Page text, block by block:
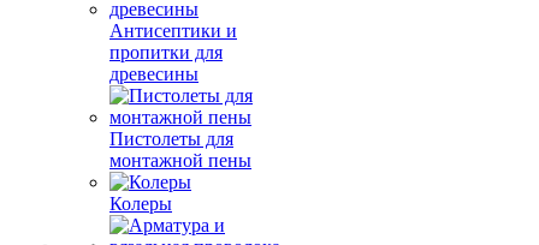
Антисептики и
пропитки для
древесины
Пистолеты для
монтажной пены
Колеры